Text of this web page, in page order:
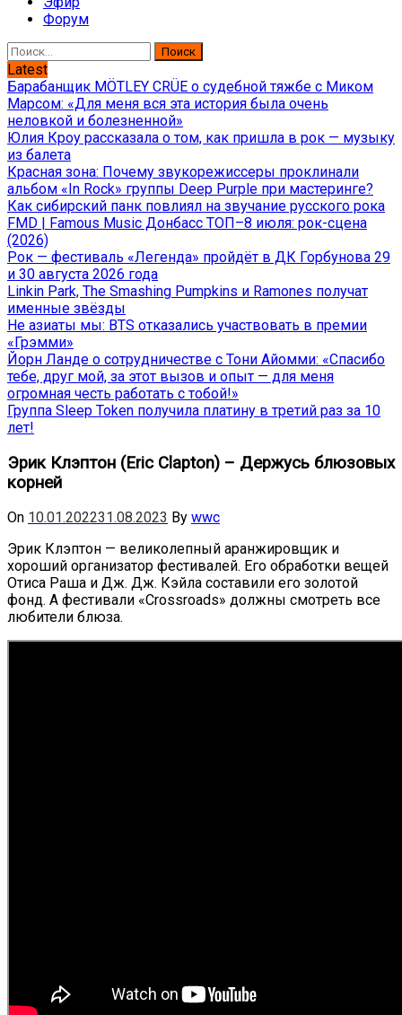
Форум
Найти:
Latest
Барабанщик MÖTLEY CRÜE о судебной тяжбе с Миком
Марсом: «Для меня вся эта история была очень
неловкой и болезненной»
Юлия Кроу рассказала о том, как пришла в рок — музыку
из балета
Красная зона: Почему звукорежиссеры проклинали
альбом «In Rock» группы Deep Purple при мастеринге?
Как сибирский панк повлиял на звучание русского рока
FMD | Famous Music Донбасс ТОП–8 июля: рок-сцена
(2026)
Рок — фестиваль «Легенда» пройдёт в ДК Горбунова 29
и 30 августа 2026 года
Linkin Park, The Smashing Pumpkins и Ramones получат
именные звёзды
Не азиаты мы: BTS отказались участвовать в премии
«Грэмми»
Йорн Ланде о сотрудничестве с Тони Айомми: «Спасибо
тебе, друг мой, за этот вызов и опыт — для меня
огромная честь работать с тобой!»
Группа Sleep Token получила платину в третий раз за 10
лет!
Эрик Клэптон (Eric Clapton) – Держусь блюзовых
корней
On 10.01.202231.08.2023 By wwc
Эрик Клэптон — великолепный аранжировщик и
хороший организатор фестивалей. Его обработки вещей
Отиса Раша и Дж. Дж. Кэйла составили его золотой
фонд. А фестивали «Crossroads» должны смотреть все
любители блюза.